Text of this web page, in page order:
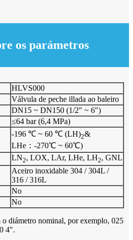
os parámetros
HLVS000
Válvula de peche illada ao baleiro
DN15 ~ DN150 (1/2" ~ 6")
≤64 bar (6,4 MPa)
-196 ℃ ~ 60 ℃ (LH)2&
LHe：-270℃ ~ 60℃)
LN2, LOX, LAr, LHe, LH2, GNL
Aceiro inoxidable 304 / 304L /
316 / 316L
No
No
o diámetro nominal, por exemplo, 025
4".